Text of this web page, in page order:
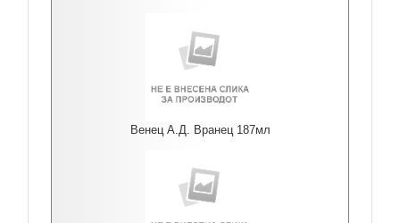
Венец А.Д. Вранец 187мл